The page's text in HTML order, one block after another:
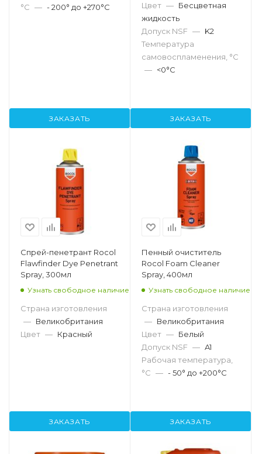
°С — - 200° до +270°C
ЗАКАЗАТЬ
Цвет — Бесцветная
жидкость
Допуск NSF — K2
Температура
самовоспламенения, °C
— <0°C
ЗАКАЗАТЬ
Спрей-пенетрант Rocol
Flawfinder Dye Penetrant
Spray, 300мл
Узнать свободное наличие
Страна изготовления
— Великобритания
Цвет — Красный
ЗАКАЗАТЬ
Пенный очиститель
Rocol Foam Cleaner
Spray, 400мл
Узнать свободное наличие
Страна изготовления
— Великобритания
Цвет — Белый
Допуск NSF — A1
Рабочая температура,
°С — - 50° до +200°C
ЗАКАЗАТЬ